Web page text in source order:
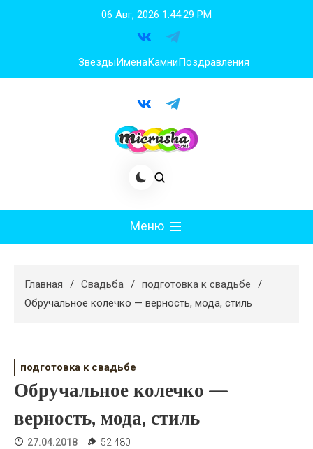
06 Авг, 2026 1:44:30 PM
ЗвездыИменаКамниПоздравления
Меню
Худеем
Свадьба
Жизнь
Главная Свадьба
подготовка к свадьбе
Обручальное колечко — верность, мода, стиль
подготовка к свадьбе
Обручальное колечко —
верность, мода, стиль
27.04.2018 52 480